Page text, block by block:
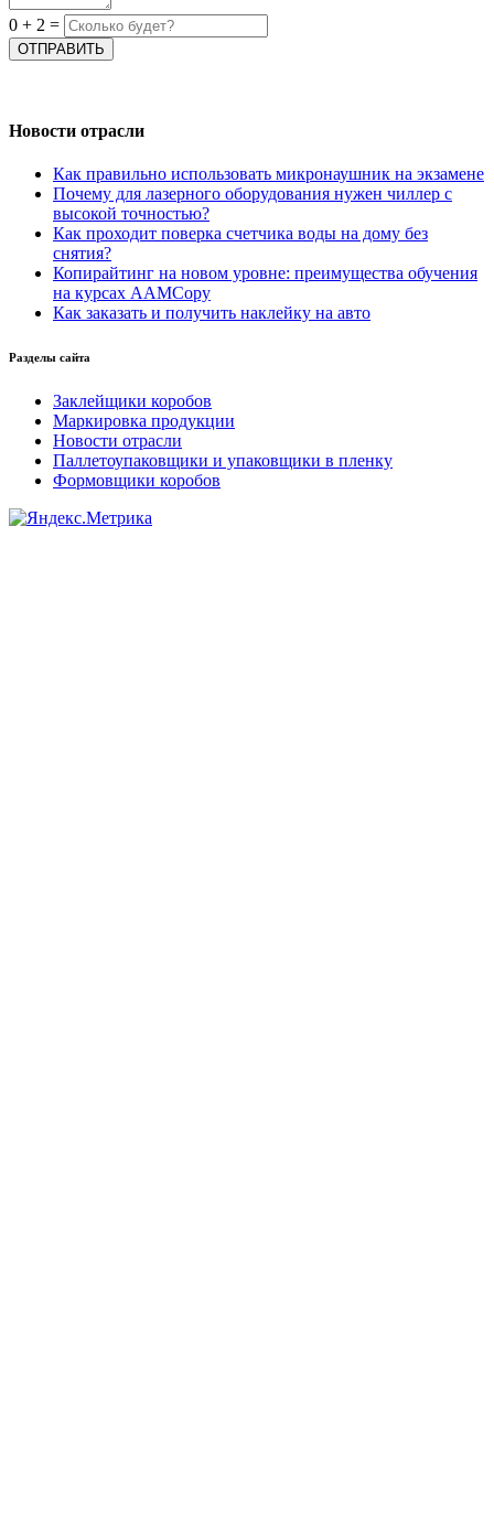
0 + 2 =
Новости отрасли
Как правильно использовать микронаушник на экзамене
Почему для лазерного оборудования нужен чиллер с
высокой точностью?
Как проходит поверка счетчика воды на дому без
снятия?
Копирайтинг на новом уровне: преимущества обучения
на курсах AAMCopy
Как заказать и получить наклейку на авто
Разделы сайта
Заклейщики коробов
Маркировка продукции
Новости отрасли
Паллетоупаковщики и упаковщики в пленку
Формовщики коробов